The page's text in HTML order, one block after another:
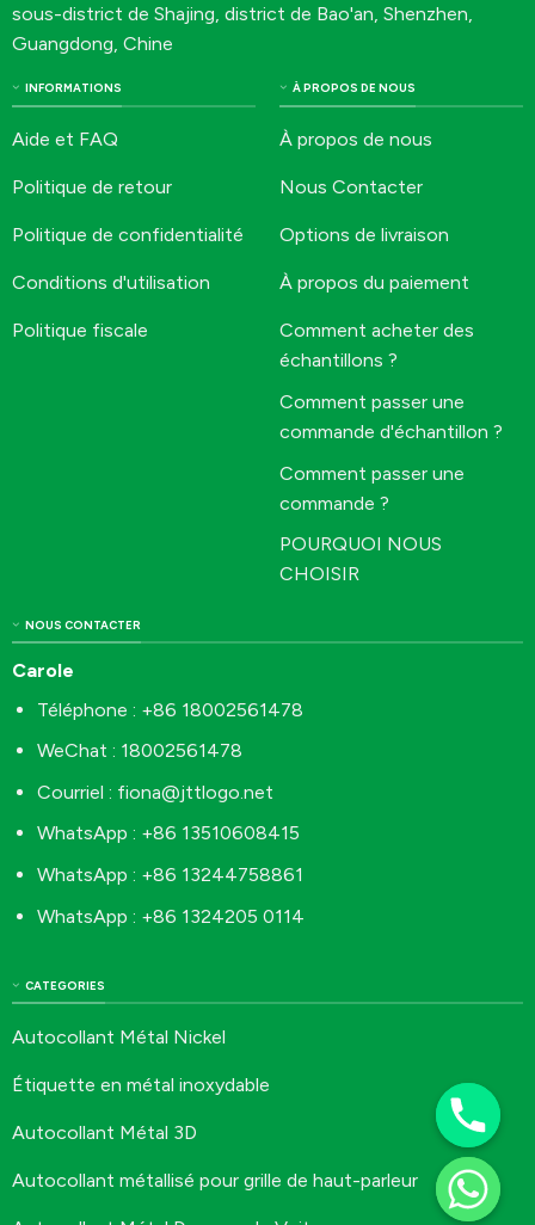
sous-district de Shajing, district de Bao'an, Shenzhen,
Guangdong, Chine
INFORMATIONS
Aide et FAQ
Politique de retour
Politique de confidentialité
Conditions d'utilisation
Politique fiscale
À PROPOS DE NOUS
À propos de nous
Nous Contacter
Options de livraison
À propos du paiement
Comment acheter des
échantillons ?
Comment passer une
commande d'échantillon ?
Comment passer une
commande ?
POURQUOI NOUS
CHOISIR
CATEGORIES
Autocollant Métal Nickel
Étiquette en métal inoxydable
Autocollant Métal 3D
Autocollant métallisé pour grille de haut-parleur
NOUS CONTACTER
Carole
Téléphone : +86 18002561478
WeChat : 18002561478
Courriel : fiona@jttlogo.net
WhatsApp : +86 13510608415
WhatsApp : +86 13244758861
WhatsApp : +86 1324205 0114